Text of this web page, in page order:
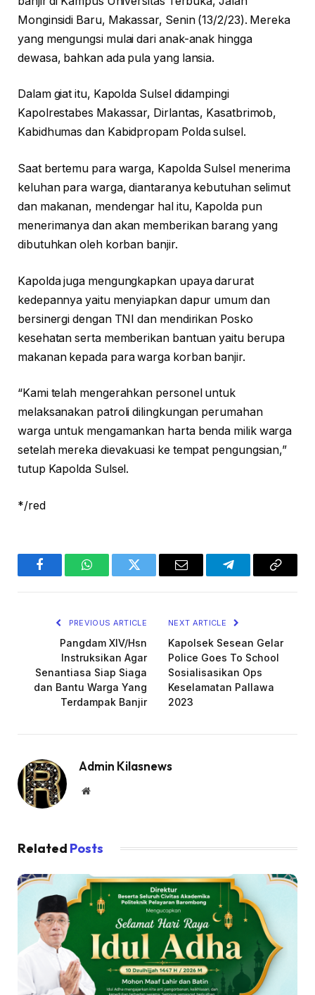
Monginsidi Baru, Makassar, Senin (13/2/23). Mereka
yang mengungsi mulai dari anak-anak hingga
dewasa, bahkan ada pula yang lansia.
Dalam giat itu, Kapolda Sulsel didampingi
Kapolrestabes Makassar, Dirlantas, Kasatbrimob,
Kabidhumas dan Kabidpropam Polda sulsel.
Saat bertemu para warga, Kapolda Sulsel menerima
keluhan para warga, diantaranya kebutuhan selimut
dan makanan, mendengar hal itu, Kapolda pun
menerimanya dan akan memberikan barang yang
dibutuhkan oleh korban banjir.
Kapolda juga mengungkapkan upaya darurat
kedepannya yaitu menyiapkan dapur umum dan
bersinergi dengan TNI dan mendirikan Posko
kesehatan serta memberikan bantuan yaitu berupa
makanan kepada para warga korban banjir.
“Kami telah mengerahkan personel untuk
melaksanakan patroli dilingkungan perumahan
warga untuk mengamankan harta benda milik warga
setelah mereka dievakuasi ke tempat pengungsian,”
tutup Kapolda Sulsel.
*/red
FacebookWhatsAppTwitter Email TelegramCopy
PREVIOUS ARTICLE
Pangdam XIV/Hsn
Instruksikan Agar
Senantiasa Siap Siaga
dan Bantu Warga Yang
Terdampak Banjir
NEXT ARTICLE
Kapolsek Sesean Gelar
Police Goes To School
Sosialisasikan Ops
Keselamatan Pallawa
2023
Admin Kilasnews
Website
Related Posts